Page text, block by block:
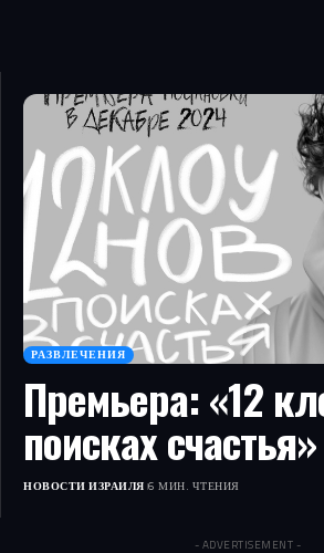
РАЗВЛЕЧЕНИЯ
Премьера: «12
поисках счастья»
НОВОСТИ ИЗРАИЛЯ 6 МИН. ЧТЕНИЯ
- ADVERTISEMENT -